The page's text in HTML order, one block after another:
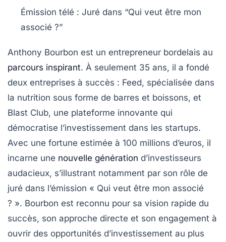
Émission télé : Juré dans “Qui veut être mon
associé ?”
Anthony Bourbon est un entrepreneur bordelais au
parcours inspirant. À seulement 35 ans, il a fondé
deux entreprises à succès : Feed, spécialisée dans
la nutrition sous forme de barres et boissons, et
Blast Club, une plateforme innovante qui
démocratise l’investissement dans les startups.
Avec une fortune estimée à 100 millions d’euros, il
incarne une nouvelle génération d’investisseurs
audacieux, s’illustrant notamment par son rôle de
juré dans l’émission « Qui veut être mon associé
? ». Bourbon est reconnu pour sa vision rapide du
succès, son approche directe et son engagement à
ouvrir des opportunités d’investissement au plus